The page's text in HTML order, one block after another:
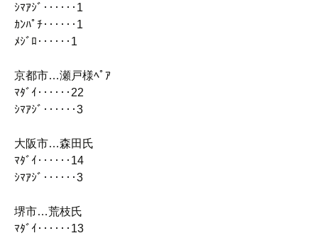
ｼﾏｱｼﾞ‥‥‥1
ｶﾝﾊﾟﾁ‥‥‥1
ﾒｼﾞﾛ‥‥‥1
京都市…瀬戸様ﾍﾟｱ
ﾏﾀﾞｲ‥‥‥22
ｼﾏｱｼﾞ‥‥‥3
大阪市…森田氏
ﾏﾀﾞｲ‥‥‥14
ｼﾏｱｼﾞ‥‥‥3
堺市…荒枝氏
ﾏﾀﾞｲ‥‥‥13